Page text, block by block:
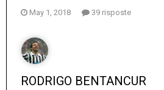
May 1, 2018 39 risposte
RODRIGO BENTANCUR